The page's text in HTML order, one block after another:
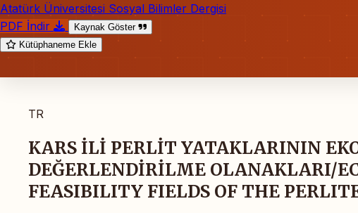
Atatürk Üniversitesi Sosyal Bilimler Dergisi
PDF İndir
Kaynak Göster
Kütüphaneme Ekle
TR
KARS İLİ PERLİT YATAKLARININ
DEĞERLENDİRİLME OLANAKLARI/
FEASIBILITY FIELDS OF THE